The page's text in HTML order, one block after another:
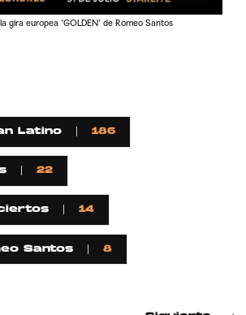
gira europea ‘GOLDEN’ de Romeo Santos
Latino 186
22
14
Santos 8